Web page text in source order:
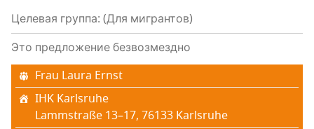
Целевая группа: (Для мигрантов)
Это предложение безвозмездно
Frau Laura Ernst
IHK Karlsruhe
Lammstraße 13–17, 76133 Karlsruhe